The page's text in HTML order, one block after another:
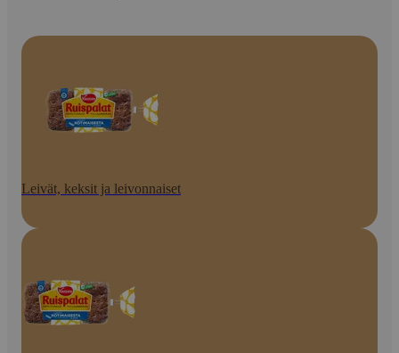
Leivät, keksit ja leivonnaiset